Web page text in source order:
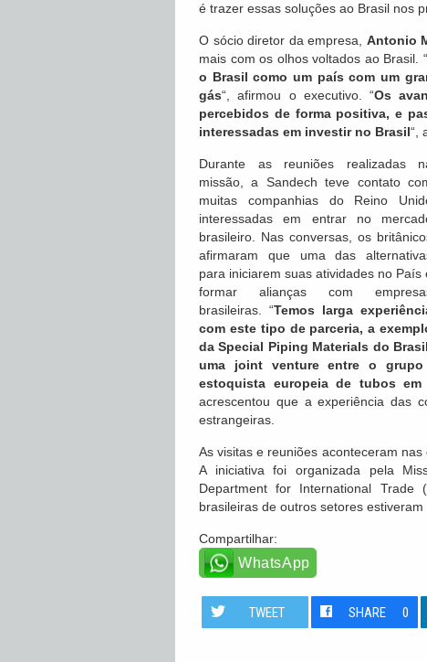
é trazer essas soluções ao Brasil nos
O sócio diretor da empresa, Antonio
mais com os olhos voltados ao Brasil. “
o Brasil como um país com um
gás“, afirmou o executivo. “Os
percebidos de forma positiva, e
interessadas em investir no Brasil“,
Durante as reuniões realizadas
missão, a Sandech teve contato
muitas companhias do Reino
interessadas em entrar no
brasileiro. Nas conversas, os
afirmaram que uma das
para iniciarem suas atividades no País
formar alianças com
brasileiras. “Temos larga
com este tipo de parceria, a
da Special Piping Materials do
uma joint venture entre o
estoquista europeia de tubos em
acrescentou que a experiência das
estrangeiras.
As visitas e reuniões aconteceram
A iniciativa foi organizada pela
Department for International Trade
brasileiras de outros setores estiveram
Compartilhar:
WhatsApp
TWEET SHARE 0